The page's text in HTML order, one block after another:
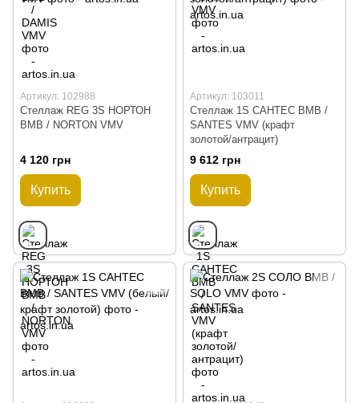
Артикул: 102988
Стеллаж REG 3S НОРТОН
ВМВ / NORTON VMV
4 120 грн
Купить
Артикул: 103011
Стеллаж 1S САНТЕС ВМВ /
SANTES VMV (крафт
золотой/антрацит)
9 612 грн
Купить